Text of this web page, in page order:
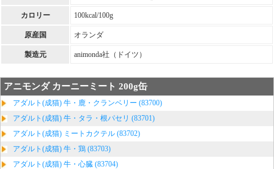
カロリー 100kcal/100g
原産国 オランダ
製造元 animonda社（ドイツ）
アニモンダ カーニーミート 200g缶
アダルト(成猫) 牛・鹿・クランベリー (83700)
アダルト(成猫) 牛・タラ・根パセリ (83701)
アダルト(成猫) ミートカクテル (83702)
アダルト(成猫) 牛・鶏 (83703)
アダルト(成猫) 牛・心臓 (83704)